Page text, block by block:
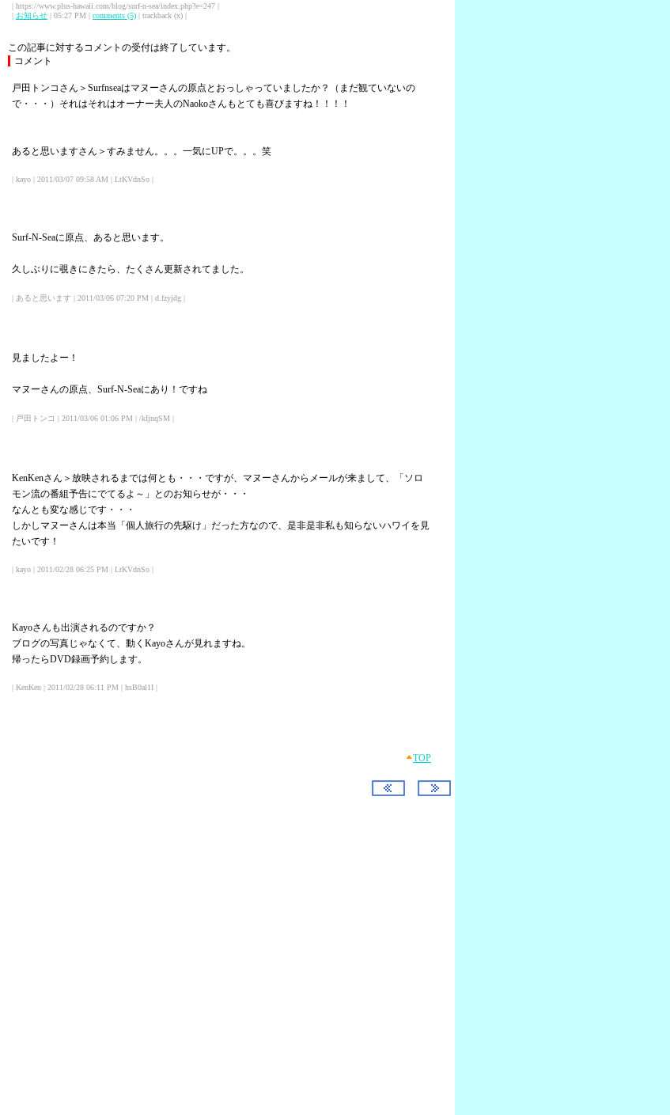
| https://www.plus-hawaii.com/blog/surf-n-sea/index.php?e=247 |
| お知らせ | 05:27 PM | comments (5) | trackback (x) |
この記事に対するコメントの受付は終了しています。
コメント
戸田トンコさん＞Surfnseaはマヌーさんの原点とおっしゃっていましたか？（まだ観ていないの
で・・・）それはそれはオーナー夫人のNaokoさんもとても喜びますね！！！！
あると思いますさん＞すみません。。。一気にUPで。。。笑
| kayo | 2011/03/07 09:58 AM | LtKVdnSo |
Surf-N-Seaに原点、あると思います。
久しぶりに覗きにきたら、たくさん更新されてました。
| あると思います | 2011/03/06 07:20 PM | d.fzyjdg |
見ましたよー！
マヌーさんの原点、Surf-N-Seaにあり！ですね
| 戸田トンコ | 2011/03/06 01:06 PM | /kIjnqSM |
KenKenさん＞放映されるまでは何とも・・・ですが、マヌーさんからメールが来まして、「ソロ
モン流の番組予告にでてるよ～」とのお知らせが・・・
なんとも変な感じです・・・
しかしマヌーさんは本当「個人旅行の先駆け」だった方なので、是非是非私も知らないハワイを見
たいです！
| kayo | 2011/02/28 06:25 PM | LtKVdnSo |
Kayoさんも出演されるのですか？
ブログの写真じゃなくて、動くKayoさんが見れますね。
帰ったらDVD録画予約します。
| KenKen | 2011/02/28 06:11 PM | hsB0al1I |
TOP